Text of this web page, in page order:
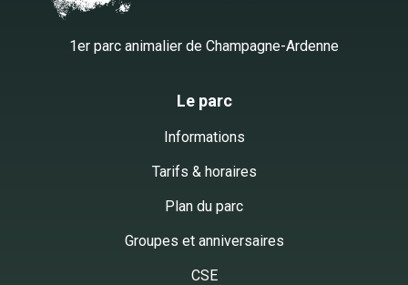
1er parc animalier de Champagne-Ardenne
Le parc
Informations
Tarifs & horaires
Plan du parc
Groupes et anniversaires
CSE